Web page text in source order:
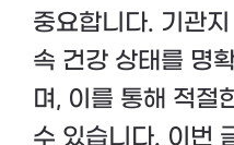
중요합니다. 기관
속 건강 상태를 명
며, 이를 통해 적절
수 있습니다. 이번